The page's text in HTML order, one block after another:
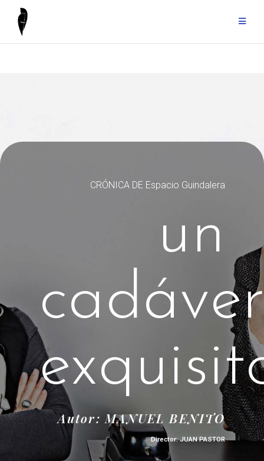
CRÓNICA DE Espacio Guindalera
un
Autor: MANUEL BENITO
Director: JUAN PASTOR